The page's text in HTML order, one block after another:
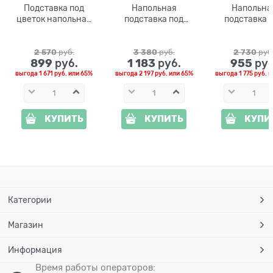
Подставка под
цветок напольная
2 570 руб.
899 руб.
выгода1 671 руб. или65%
КУПИТЬ
Напольная
подставка под
3 380 руб.
1 183 руб.
выгода 2 197 руб. или65%
КУПИТЬ
подставка
2 730
955
выгода1 775 руб.
Категории
Магазин
Информация
Время работы операторов: